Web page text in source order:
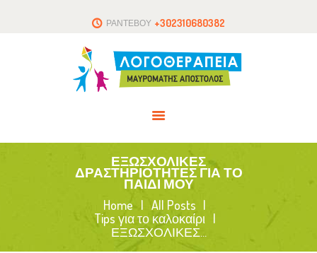
ΡΑΝΤΕΒΟΥ +302310680382
ΕΞΩΣΧΟΛΙΚΕΣ
ΔΡΑΣΤΗΡΙΟΤΗΤΕΣ ΓΙΑ ΤΟ
ΠΑΙΔΙ ΜΟΥ
Home
All Posts
Tips για το καλοκαίρι
ΕΞΩΣΧΟΛΙΚΕΣ...
ΑΡΘΡΑ
ΕΠΙΚΟΙΝΩΝΙΑ